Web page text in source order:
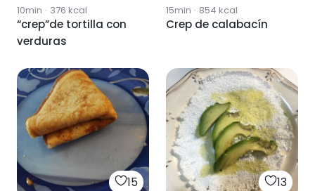
10min · 376 kcal
“crep”de tortilla con
verduras
15min · 854 kcal
Crep de calabacín
15 13